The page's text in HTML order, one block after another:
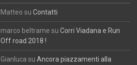
Matteo su Contatti
marco beltrame su Corri Viadana e Run
Off road 2018 !
Gianluca su Ancora piazzamenti alla